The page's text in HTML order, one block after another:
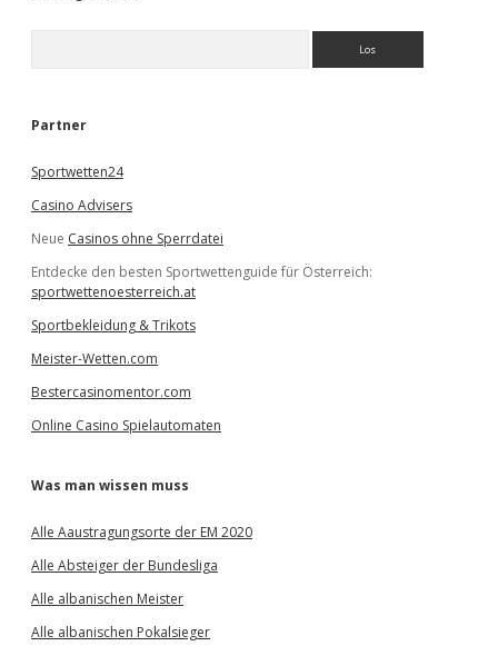
e
Partner
Sportwetten24
Casino Advisers
Neue Casinos ohne Sperrdatei
Entdecke den besten Sportwettenguide für Österreich:
sportwettenoesterreich.at
Sportbekleidung & Trikots
Meister-Wetten.com
Bestercasinomentor.com
Online Casino Spielautomaten
Was man wissen muss
Alle Aaustragungsorte der EM 2020
Alle Absteiger der Bundesliga
Alle albanischen Meister
Alle albanischen Pokalsieger